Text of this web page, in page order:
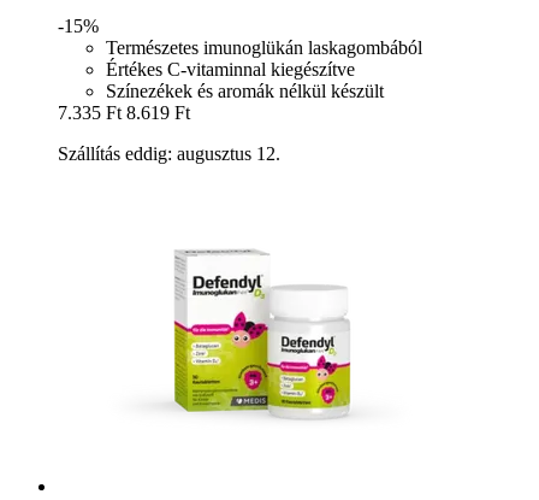
-15%
Természetes imunoglükán laskagombából
Értékes C-vitaminnal kiegészítve
Színezékek és aromák nélkül készült
7.335 Ft 8.619 Ft
Szállítás eddig: augusztus 12.